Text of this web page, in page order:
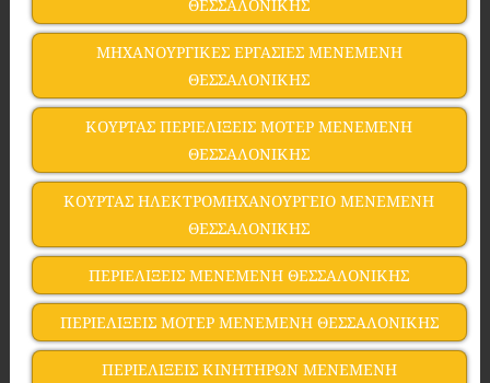
ΘΕΣΣΑΛΟΝΙΚΗΣ
ΜΗΧΑΝΟΥΡΓΙΚΕΣ ΕΡΓΑΣΙΕΣ ΜΕΝΕΜΕΝΗ
ΘΕΣΣΑΛΟΝΙΚΗΣ
ΚΟΥΡΤΑΣ ΠΕΡΙΕΛΙΞΕΙΣ ΜΟΤΕΡ ΜΕΝΕΜΕΝΗ
ΘΕΣΣΑΛΟΝΙΚΗΣ
ΚΟΥΡΤΑΣ ΗΛΕΚΤΡΟΜΗΧΑΝΟΥΡΓΕΙΟ ΜΕΝΕΜΕΝΗ
ΘΕΣΣΑΛΟΝΙΚΗΣ
ΠΕΡΙΕΛΙΞΕΙΣ ΜΕΝΕΜΕΝΗ ΘΕΣΣΑΛΟΝΙΚΗΣ
ΠΕΡΙΕΛΙΞΕΙΣ ΜΟΤΕΡ ΜΕΝΕΜΕΝΗ ΘΕΣΣΑΛΟΝΙΚΗΣ
ΠΕΡΙΕΛΙΞΕΙΣ ΚΙΝΗΤΗΡΩΝ ΜΕΝΕΜΕΝΗ